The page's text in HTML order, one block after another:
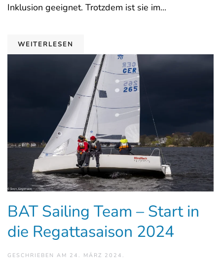
Inklusion geeignet. Trotzdem ist sie im...
WEITERLESEN
BAT Sailing Team – Start in
die Regattasaison 2024
GESCHRIEBEN AM 24. MÄRZ 2024 .